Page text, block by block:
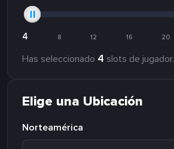
4 8 12 16 20
Has seleccionado 4 slots de jugador.
Elige una Ubicación
Norteamérica